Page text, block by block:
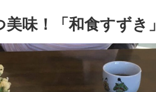
味！「和食すずき」